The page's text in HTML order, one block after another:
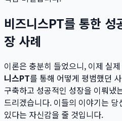
비즈니스PT를 통한
장 사례
이론은 충분히 들었으니, 이제 실
니스PT를 통해 어떻게 평범했던
구축하고 성공적인 성장을 이뤄냈
드리겠습니다. 이들의 이야기는
있다는 자신감을 줄 것입니다.